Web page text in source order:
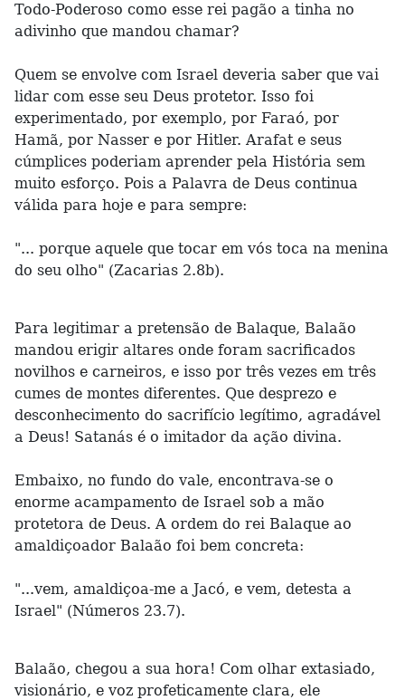
Todo-Poderoso como esse rei pagão a tinha no
adivinho que mandou chamar?
Quem se envolve com Israel deveria saber que vai
lidar com esse seu Deus protetor. Isso foi
experimentado, por exemplo, por Faraó, por
Hamã, por Nasser e por Hitler. Arafat e seus
cúmplices poderiam aprender pela História sem
muito esforço. Pois a Palavra de Deus continua
válida para hoje e para sempre:
"... porque aquele que tocar em vós toca na menina
do seu olho" (Zacarias 2.8b).
Para legitimar a pretensão de Balaque, Balaão
mandou erigir altares onde foram sacrificados
novilhos e carneiros, e isso por três vezes em três
cumes de montes diferentes. Que desprezo e
desconhecimento do sacrifício legítimo, agradável
a Deus! Satanás é o imitador da ação divina.
Embaixo, no fundo do vale, encontrava-se o
enorme acampamento de Israel sob a mão
protetora de Deus. A ordem do rei Balaque ao
amaldiçoador Balaão foi bem concreta:
"...vem, amaldiçoa-me a Jacó, e vem, detesta a
Israel" (Números 23.7).
Balaão, chegou a sua hora! Com olhar extasiado,
visionário, e voz profeticamente clara, ele